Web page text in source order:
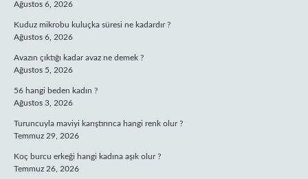
Ağustos 6, 2026
Kuduz mikrobu kuluçka süresi ne kadardır ?
Ağustos 6, 2026
Avazın çıktığı kadar avaz ne demek ?
Ağustos 5, 2026
56 hangi beden kadın ?
Ağustos 3, 2026
Turuncuyla maviyi karıştırınca hangi renk olur ?
Temmuz 29, 2026
Koç burcu erkeği hangi kadına aşık olur ?
Temmuz 26, 2026